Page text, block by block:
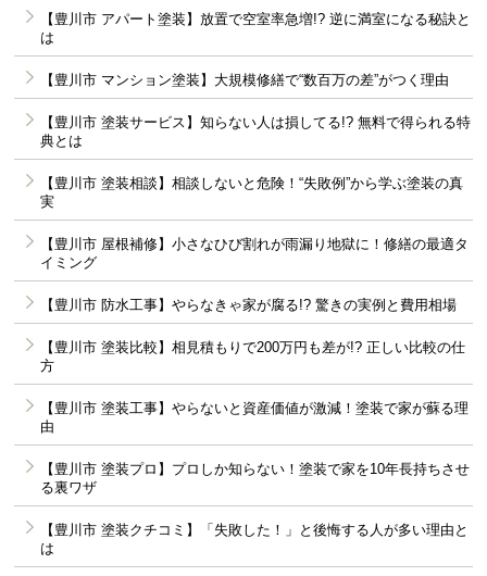
【豊川市 アパート塗装】放置で空室率急増!? 逆に満室になる秘訣と
は
【豊川市 マンション塗装】大規模修繕で“数百万の差”がつく理由
【豊川市 塗装サービス】知らない人は損してる!? 無料で得られる特
典とは
【豊川市 塗装相談】相談しないと危険！“失敗例”から学ぶ塗装の真
実
【豊川市 屋根補修】小さなひび割れが雨漏り地獄に！修繕の最適タ
イミング
【豊川市 防水工事】やらなきゃ家が腐る!? 驚きの実例と費用相場
【豊川市 塗装比較】相見積もりで200万円も差が!? 正しい比較の仕
方
【豊川市 塗装工事】やらないと資産価値が激減！塗装で家が蘇る理
由
【豊川市 塗装プロ】プロしか知らない！塗装で家を10年長持ちさせ
る裏ワザ
【豊川市 塗装クチコミ】「失敗した！」と後悔する人が多い理由と
は